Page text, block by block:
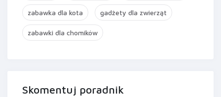
zabawka dla kota gadżety dla zwierząt
zabawki dla chomików
Skomentuj poradnik